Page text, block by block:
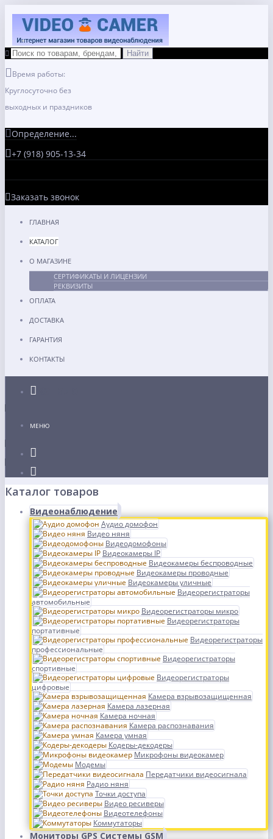
Время работы:
Круглосуточно без
выходных и праздников
Определение...
+7 (918) 905-13-34
Заказать звонок
ГЛАВНАЯ
КАТАЛОГ
О МАГАЗИНЕ
СЕРТИФИКАТЫ И ЛИЦЕНЗИИ
РЕКВИЗИТЫ
ОПЛАТА
ДОСТАВКА
ГАРАНТИЯ
КОНТАКТЫ
МЕНЮ
Каталог товаров
Видеонаблюдение
Аудио домофон
Видео няня
Видеодомофоны
Видеокамеры IP
Видеокамеры беспроводные
Видеокамеры проводные
Видеокамеры уличные
Видеорегистраторы
автомобильные
Видеорегистраторы микро
Видеорегистраторы
портативные
Видеорегистраторы
профессиональные
Видеорегистраторы
спортивные
Видеорегистраторы
цифровые
Камера взрывозащищенная
Камера лазерная
Камера ночная
Камера распознавания
Камера умная
Кодеры-декодеры
Микрофоны видеокамер
Модемы
Передатчики видеосигнала
Радио няня
Точки доступа
Видео ресиверы
Видеотелефоны
Коммутаторы
Мониторы GPS Системы GSM